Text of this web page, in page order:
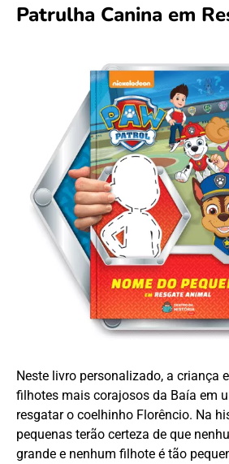
Patrulha Canina em
Neste livro personalizado, a criança
filhotes mais corajosos da Baía em
resgatar o coelhinho Florêncio. Na
pequenas terão certeza de que
grande e nenhum filhote é tão